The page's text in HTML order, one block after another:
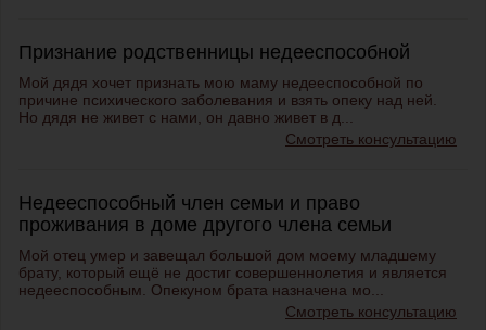
Признание родственницы недееспособной
Мой дядя хочет признать мою маму недееспособной по
причине психического заболевания и взять опеку над ней.
Но дядя не живет с нами, он давно живет в д...
Смотреть консультацию
Недееспособный член семьи и право
проживания в доме другого члена семьи
Мой отец умер и завещал большой дом моему младшему
брату, который ещё не достиг совершеннолетия и является
недееспособным. Опекуном брата назначена мо...
Смотреть консультацию